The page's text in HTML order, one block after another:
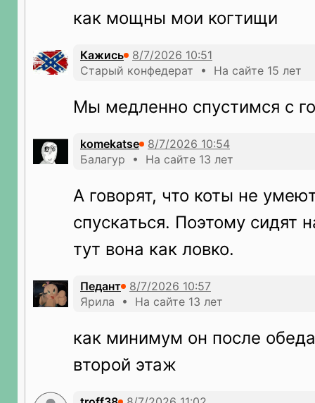
как мощны мои когтищи
Кажись
Старый конфедерат • На сайте 15 лет
Мы медленно спустимся с
komekatse
Балагур • На сайте 13 лет
А говорят, что коты не
спускаться. Поэтому сидят
тут вона как ловко.
Педант
Ярила • На сайте 13 лет
как минимум он после
второй этаж